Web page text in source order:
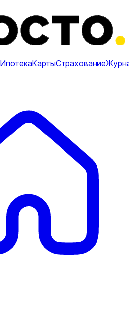
ИпотекаКартыСтрахование